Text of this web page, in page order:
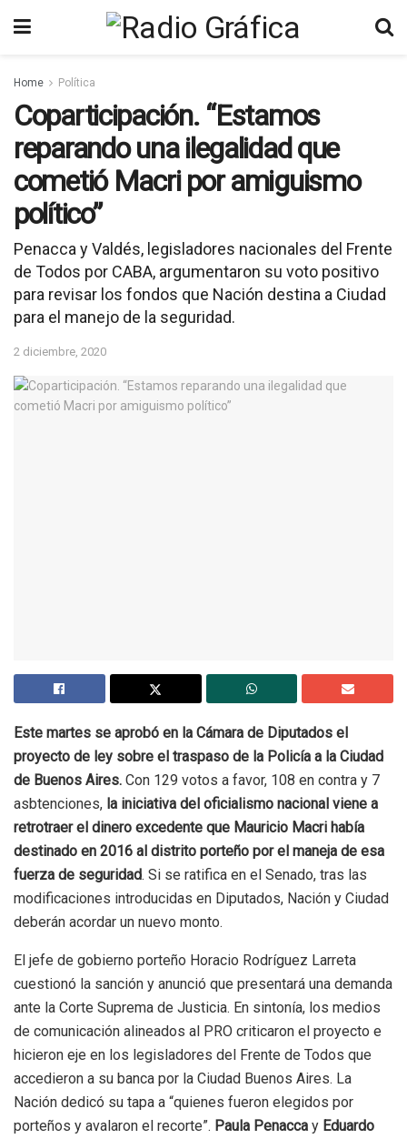
Home Política
Coparticipación. “Estamos
reparando una ilegalidad que
cometió Macri por amiguismo
político”
Penacca y Valdés, legisladores nacionales del Frente
de Todos por CABA, argumentaron su voto positivo
para revisar los fondos que Nación destina a Ciudad
para el manejo de la seguridad.
2 diciembre, 2020
Este martes se aprobó en la Cámara de Diputados el
proyecto de ley sobre el traspaso de la Policía a la Ciudad
de Buenos Aires. Con 129 votos a favor, 108 en contra y 7
asbtenciones, la iniciativa del oficialismo nacional viene a
retrotraer el dinero excedente que Mauricio Macri había
destinado en 2016 al distrito porteño por el maneja de esa
fuerza de seguridad. Si se ratifica en el Senado, tras las
modificaciones introducidas en Diputados, Nación y Ciudad
deberán acordar un nuevo monto.
El jefe de gobierno porteño Horacio Rodríguez Larreta
cuestionó la sanción y anunció que presentará una demanda
ante la Corte Suprema de Justicia. En sintonía, los medios
de comunicación alineados al PRO criticaron el proyecto e
hicieron eje en los legisladores del Frente de Todos que
accedieron a su banca por la Ciudad Buenos Aires. La
Nación dedicó su tapa a “quienes fueron elegidos por
porteños y avalaron el recorte”. Paula Penacca y Eduardo